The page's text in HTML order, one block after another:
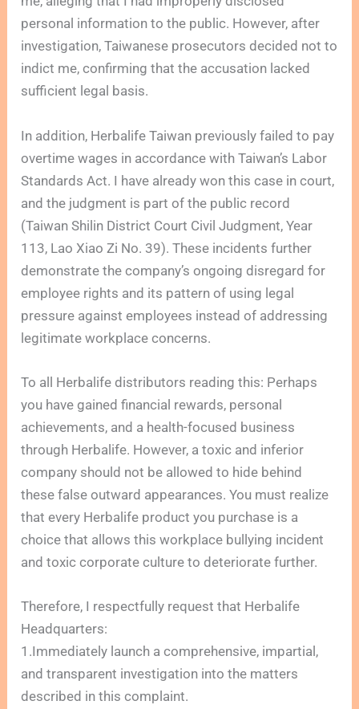
personal information to the public. However, after
investigation, Taiwanese prosecutors decided not to
indict me, confirming that the accusation lacked
sufficient legal basis.
In addition, Herbalife Taiwan previously failed to pay
overtime wages in accordance with Taiwan’s Labor
Standards Act. I have already won this case in court,
and the judgment is part of the public record
(Taiwan Shilin District Court Civil Judgment, Year
113, Lao Xiao Zi No. 39). These incidents further
demonstrate the company’s ongoing disregard for
employee rights and its pattern of using legal
pressure against employees instead of addressing
legitimate workplace concerns.
To all Herbalife distributors reading this: Perhaps
you have gained financial rewards, personal
achievements, and a health-focused business
through Herbalife. However, a toxic and inferior
company should not be allowed to hide behind
these false outward appearances. You must realize
that every Herbalife product you purchase is a
choice that allows this workplace bullying incident
and toxic corporate culture to deteriorate further.
Therefore, I respectfully request that Herbalife
Headquarters:
1.Immediately launch a comprehensive, impartial,
and transparent investigation into the matters
described in this complaint.